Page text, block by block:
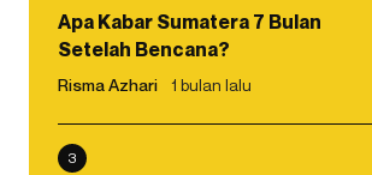
Apa Kabar Sumatera 7 Bulan
Setelah Bencana?
Risma Azhari 1 bulan lalu
3